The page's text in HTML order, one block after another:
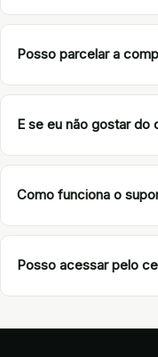
Posso parcelar a
E se eu não gostar do
Como funciona o
Posso acessar pelo